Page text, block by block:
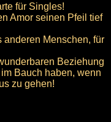
für Singles!
Amor seinen Pfeil tief
Menschen, für
Beziehung
Bauch haben, wenn
zu gehen!